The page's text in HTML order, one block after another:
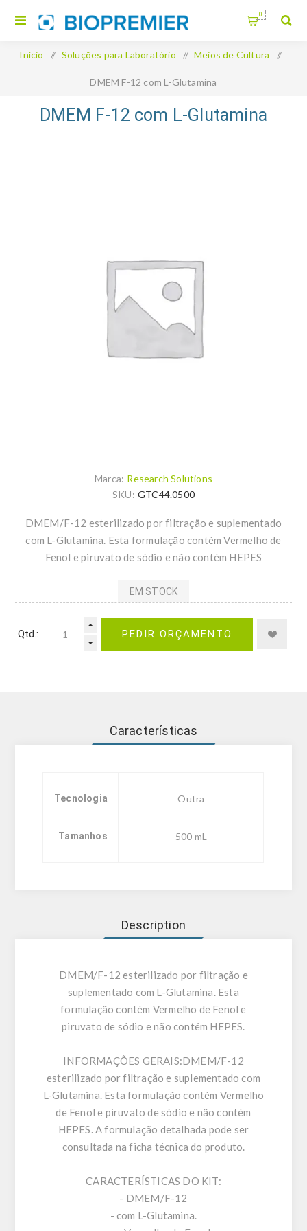
0
Início / Soluções para Laboratório / Meios de Cultura /
DMEM F-12 com L-Glutamina
DMEM F-12 com L-Glutamina
Marca: Research Solutions
SKU: GTC44.0500
DMEM/F-12 esterilizado por filtração e suplementado
com L-Glutamina. Esta formulação contém Vermelho de
Fenol e piruvato de sódio e não contém HEPES
EM STOCK
Qtd.: PEDIR ORÇAMENTO
Características
Tecnologia Outra
Tamanhos 500 mL
Description
DMEM/F-12 esterilizado por filtração e
suplementado com L-Glutamina. Esta
formulação contém Vermelho de Fenol e
piruvato de sódio e não contém HEPES.
INFORMAÇÕES GERAIS:DMEM/F-12
esterilizado por filtração e suplementado com
L-Glutamina. Esta formulação contém Vermelho
de Fenol e piruvato de sódio e não contém
HEPES. A formulação detalhada pode ser
consultada na ficha técnica do produto.
CARACTERÍSTICAS DO KIT:
- DMEM/F-12
- com L-Glutamina.